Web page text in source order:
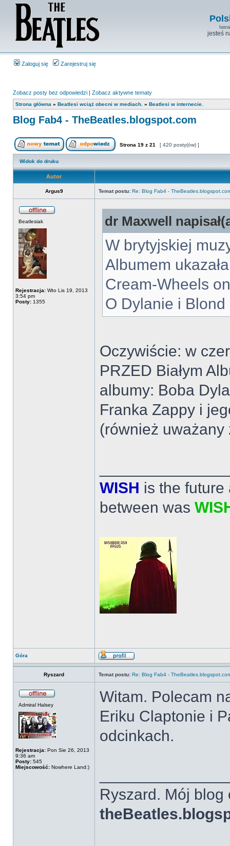
jesteś
Zaloguj się Zarejestruj się
Zobacz posty bez odpowiedzi | Zobacz aktywne tematy
Strona główna » Beatlesi wciąż obecni w mediach. » Beatlesi w internecie.
Blog Fab4 - TheBeatles.blogspot.com
Strona 19 z 21 [ 420 posty(ów) ]
Widok do druku
Autor
Argus9 Temat postu: Re: Blog Fab4 -
Beatlesiak
Rejestracja: Wto Lis 19, 2013
3:54 pm
Posty: 1355
dr Maxwell
W brytyjskiej
Albumem
Cream-Wheels
O Dylanie i
Oczywiście: w
PRZED Białym
albumy: Boba
Franka Zappy i
(również uważany
WISH is the
between was
Góra
Ryszard Temat postu: Re: Blog Fab4 -
Admiral Halsey
Rejestracja: Pon Sie 26, 2013
9:36 am
Posty: 545
Miejscowość: Nowhere Land:)
Witam. Polecam
Eriku Claptonie i
odcinkach.
Ryszard. Mój